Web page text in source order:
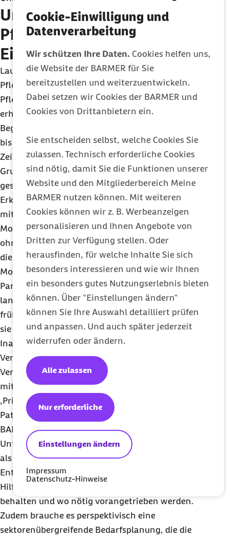
Cookie-Einwilligung und
Datenverarbeitung
Wir schützen Ihre Daten. Cookies helfen uns,
die Website der BARMER für Sie
bereitzustellen und weiterzuentwickeln.
Dabei setzen wir Cookies der BARMER und
Cookies von Drittanbietern ein.
Sie entscheiden selbst, welche Cookies Sie
zulassen. Technisch erforderliche Cookies
sind nötig, damit Sie die Funktionen unserer
Website und den Mitgliederbereich Meine
BARMER nutzen können. Mit weiteren
Cookies können wir z. B. Werbeanzeigen
personalisieren und Ihnen Angebote von
Dritten zur Verfügung stellen. Oder
herausfinden, für welche Inhalte Sie sich
besonders interessieren und wie wir Ihnen
ein besonders gutes Nutzungserlebnis bieten
können. Über "Einstellungen ändern"
können Sie Ihre Auswahl detailliert prüfen
und anpassen. Und auch später jederzeit
widerrufen oder ändern.
Einstellungen ändern
Nur erforderliche
Alle zulassen
Impressum
Datenschutz-Hinweise
Unterschiedliche
Pflegeverläufe je nach
Eingangserkrankung
Laut Pflegereport hat sich die Dauer der
Pflegebedürftigkeit im Pflegegeldbezug und in
Pflegegrad 1 ohne Hauptleistungen deutlich
erhöht. Im Vergleich der ersten 25 Monate seit
Beginn der Pflegebedürftigkeit in den Jahren 2018
bis 2022 habe sich die Pflegezeit innerhalb dieses
Zeitraums unabhängig von der Entwicklung der
Grunderkrankungen um einen halben Monat
gesteigert. Zudem seien die Pflegeverläufe je nach
Erkrankung sehr unterschiedlich. Pflegebedürftige
mit Demenz würden im Schnitt rund zweieinhalb
Monate länger stationär gepflegt als zu Pflegende
ohne Demenz. Bei Parkinson-Betroffenen betrage
die Zeit im häuslichen Pflegegeldbezug gut zwei
Monate mehr als bei Pflegebedürftigen ohne
Parkinson-Syndrom. „Da die Pflegebedürftigen bei
langsam voranschreitenden Erkrankungen heute
früher Pflegeleistungen erhalten können, bleiben
sie auch länger im System. Um der wachsenden
Inanspruchnahme zu begegnen und das politische
Versprechen einer Versorgung unabhängig von
Versichertenstatus, Einkommen und Wohnort neu
mit Leben zu füllen, braucht es ein
‚Primärversorgungssystem‘, um die
Patientenströme bedarfsgerecht zu steuern“, sagt
BARMER-Chef Straub. Auch dafür sei die explizite
Unterstützung der Pflege und deren Aufwertung
als Heilberuf erforderlich. Dabei müsse die
Entwicklung der Pflegeprofession von der
Hilfskraft bis zur akademisierten Pflege im Blick
behalten und wo nötig vorangetrieben werden.
Zudem brauche es perspektivisch eine
sektorenübergreifende Bedarfsplanung, die die